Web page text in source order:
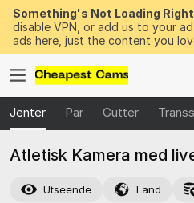
Something's Not Loading
disable VPN, or add us to your
ads here, just the content you
Jenter Par Gutter
Atletisk Kamera med
Utseende Land